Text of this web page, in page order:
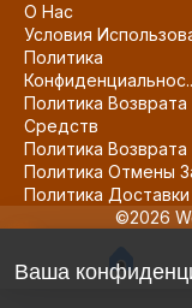
О Нас
Условия
Политика
Политика Возврата
Средств
Политика
Политика Отмены
Политика Доставки
©2026
Ваша